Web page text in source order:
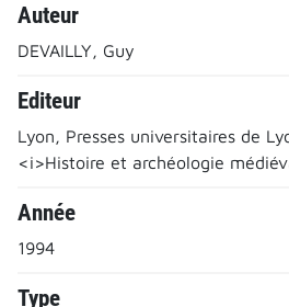
Auteur
DEVAILLY, Guy
Editeur
Lyon, Presses universitaires de
<i>Histoire et archéologie
Année
1994
Type